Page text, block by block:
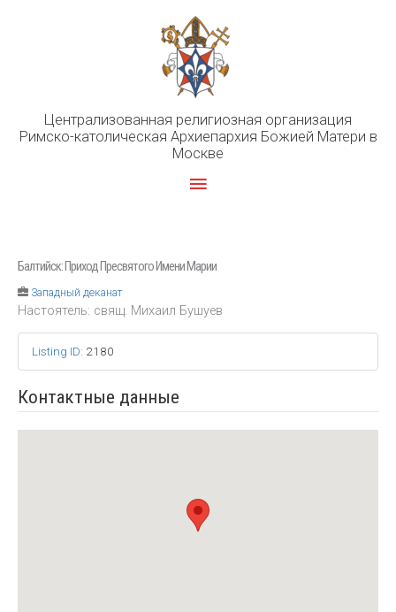
Централизованная религиозная организация
Римско-католическая Архиепархия Божией Матери в
Москве
Главное
Балтийск: Приход Пресвятого Имени Марии
Западный деканат
Настоятель: свящ. Михаил Бушуев
Listing ID: 2180
Контактные данные